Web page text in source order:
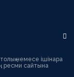
немесе ішінара
ресми сайтына